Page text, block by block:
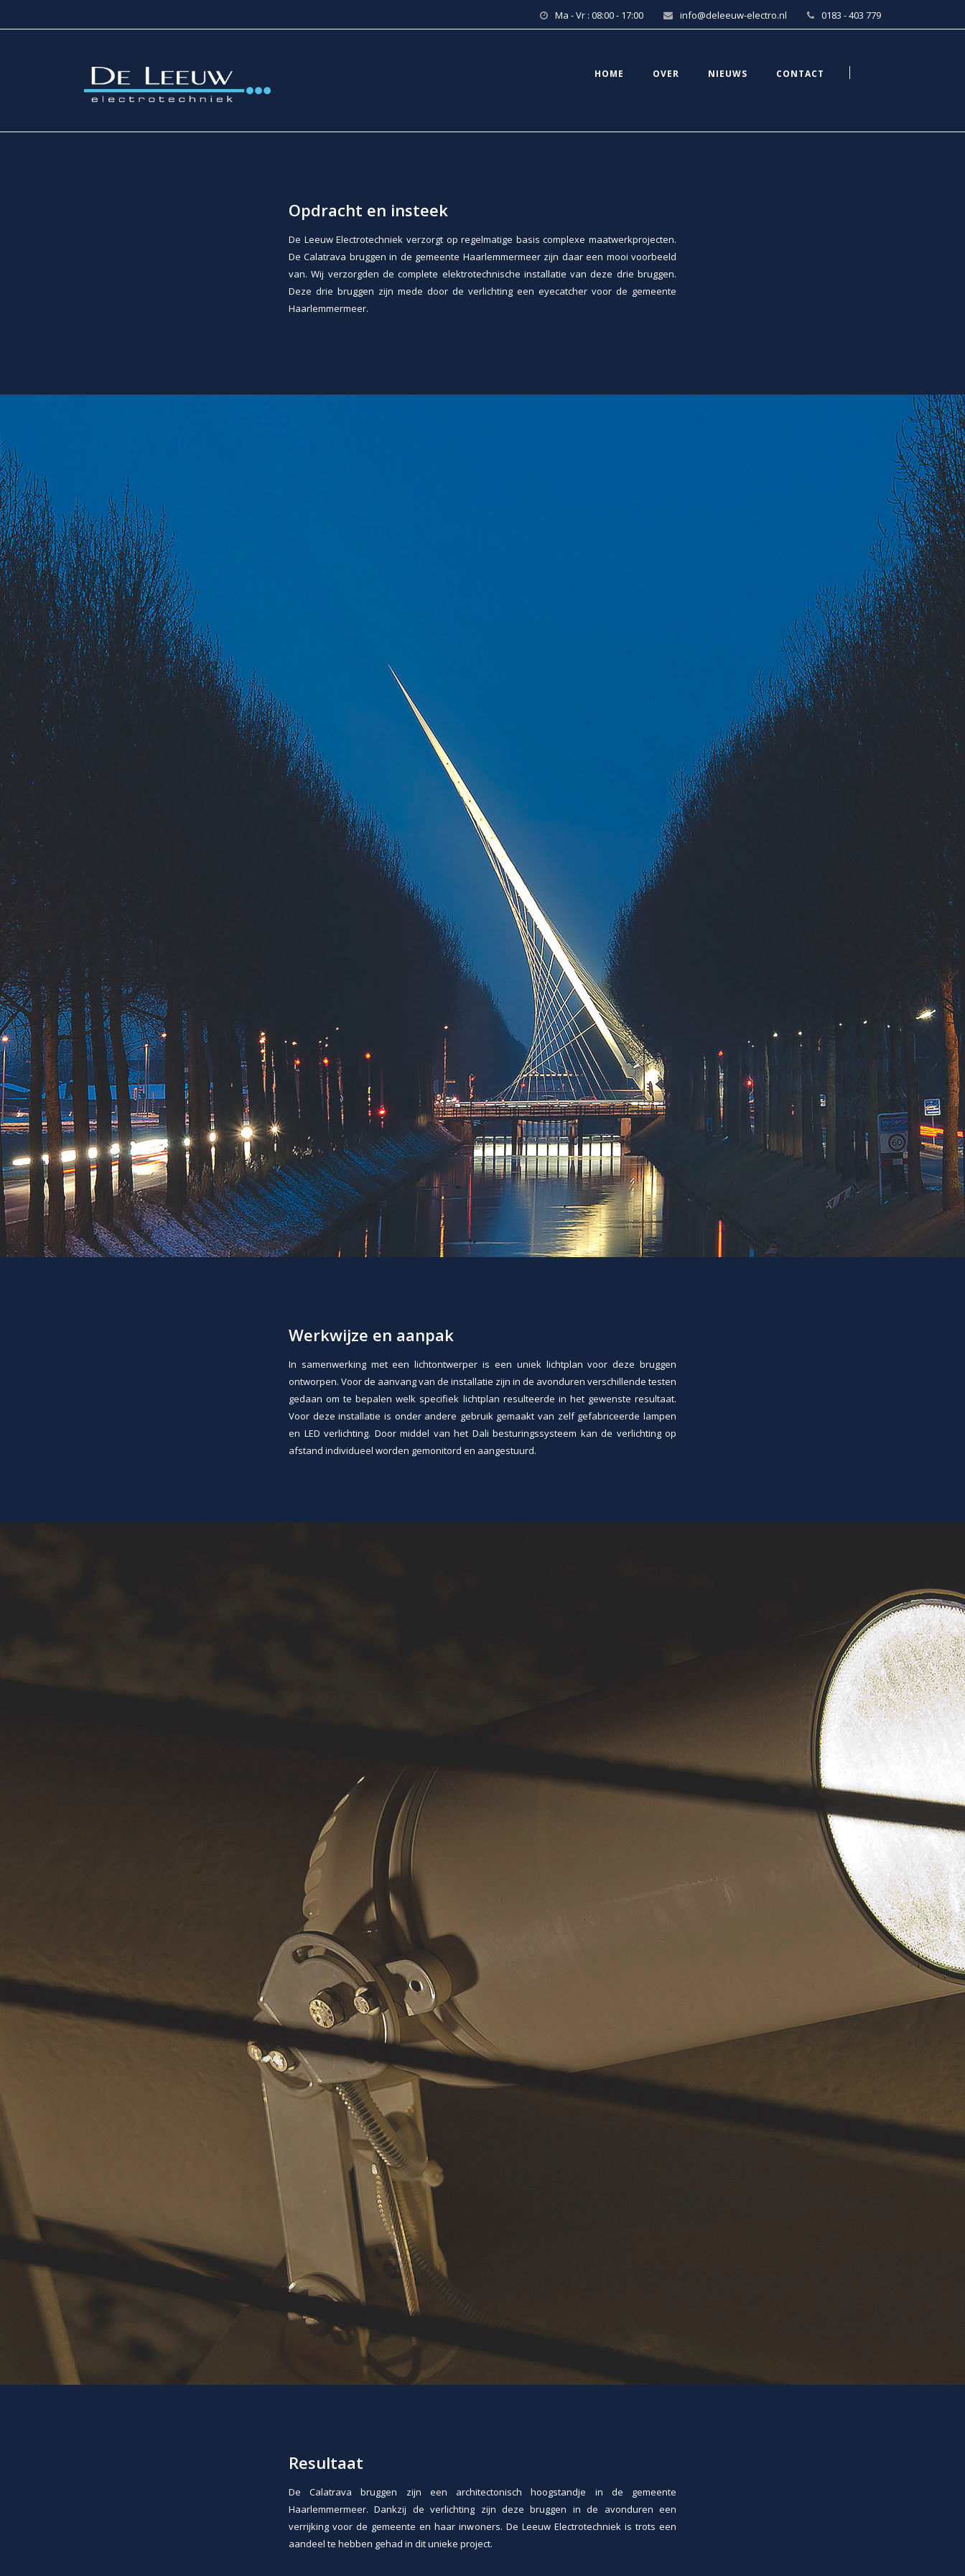
Ma - Vr : 08:00 - 17:00 info@deleeuw-electro.nl 0183 - 403 779
HOME OVER NIEUWS CONTACT
Opdracht en insteek
De Leeuw Electrotechniek verzorgt op regelmatige basis complexe maatwerkprojecten.
De Calatrava bruggen in de gemeente Haarlemmermeer zijn daar een mooi voorbeeld
van. Wij verzorgden de complete elektrotechnische installatie van deze drie bruggen.
Deze drie bruggen zijn mede door de verlichting een eyecatcher voor de gemeente
Haarlemmermeer.
Werkwijze en aanpak
In samenwerking met een lichtontwerper is een uniek lichtplan voor deze bruggen
ontworpen. Voor de aanvang van de installatie zijn in de avonduren verschillende testen
gedaan om te bepalen welk specifiek lichtplan resulteerde in het gewenste resultaat.
Voor deze installatie is onder andere gebruik gemaakt van zelf gefabriceerde lampen
en LED verlichting. Door middel van het Dali besturingssysteem kan de verlichting op
afstand individueel worden gemonitord en aangestuurd.
Resultaat
De Calatrava bruggen zijn een architectonisch hoogstandje in de gemeente
Haarlemmermeer. Dankzij de verlichting zijn deze bruggen in de avonduren een
verrijking voor de gemeente en haar inwoners. De Leeuw Electrotechniek is trots een
aandeel te hebben gehad in dit unieke project.